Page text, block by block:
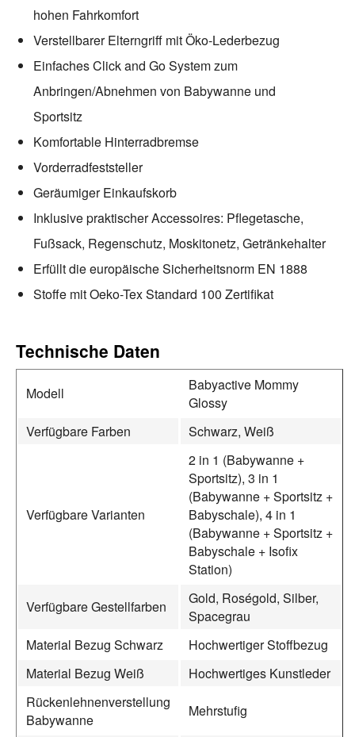
hohen Fahrkomfort
Verstellbarer Elterngriff mit Öko-Lederbezug
Einfaches Click and Go System zum
Anbringen/Abnehmen von Babywanne und
Sportsitz
Komfortable Hinterradbremse
Vorderradfeststeller
Geräumiger Einkaufskorb
Inklusive praktischer Accessoires: Pflegetasche,
Fußsack, Regenschutz, Moskitonetz, Getränkehalter
Erfüllt die europäische Sicherheitsnorm EN 1888
Stoffe mit Oeko-Tex Standard 100 Zertifikat
Technische Daten
Modell
Babyactive Mommy
Glossy
Verfügbare Farben
Schwarz, Weiß
Verfügbare Varianten
2 in 1 (Babywanne +
Sportsitz), 3 in 1
(Babywanne + Sportsitz +
Babyschale), 4 in 1
(Babywanne + Sportsitz +
Babyschale + Isofix
Station)
Verfügbare Gestellfarben
Gold, Roségold, Silber,
Spacegrau
Material Bezug Schwarz
Hochwertiger Stoffbezug
Material Bezug Weiß
Hochwertiges Kunstleder
Rückenlehnenverstellung
Babywanne
Mehrstufig